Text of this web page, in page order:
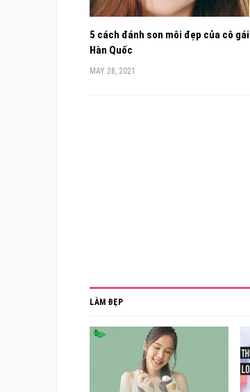
5 cách đánh son môi đẹp của cô gái
Hàn Quốc
MAY 28, 2021
LÀM ĐẸP